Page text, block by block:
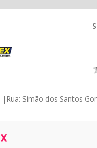
| Rua: Simão dos Santos